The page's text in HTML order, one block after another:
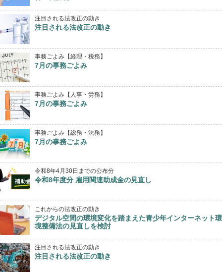
注目される法改正の動き
注目される法改正の動き
事務ごよみ【経理・税務】
7月の事務ごよみ
事務ごよみ【人事・労務】
7月の事務ごよみ
事務ごよみ【総務・法務】
7月の事務ごよみ
令和8年4月30日までの公布分
令和8年度分 雇用関連助成金の見直し
これからの法改正の動き
デジタル空間の環境変化を踏まえた青少年インターネット環
境整備法の見直しを検討
注目される法改正の動き
注目される法改正の動き